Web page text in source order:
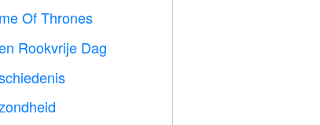
Of Thrones
Rookvrije Dag